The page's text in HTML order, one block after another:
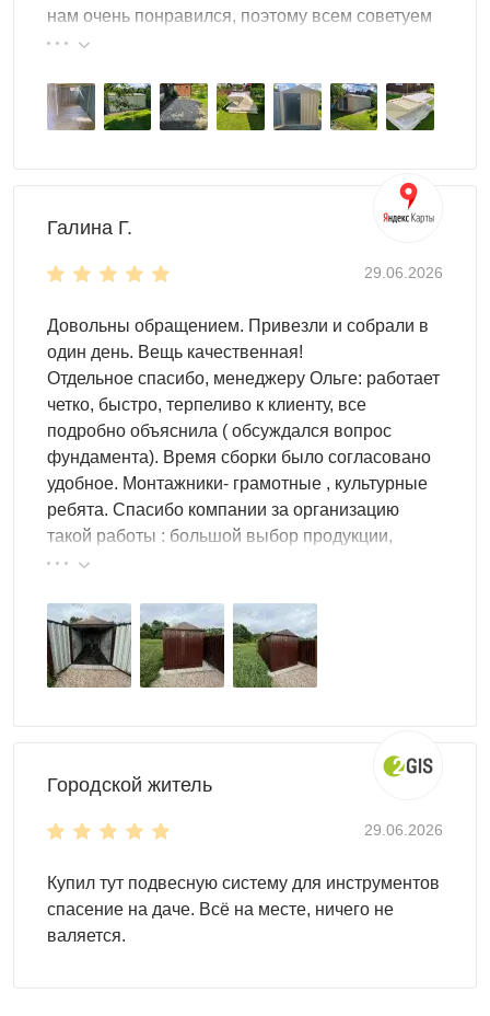
свои нужды, установите внутри:
стеллажи
шкафы
Особенности модели
велосипедов, 10 мотоблоков, 15 мопедов
слой снега
боковая дверь- удобный доступ и максимальное
использование пространства
настил пола - OSB плита 18 мм толщиной
(поставляется в комплекте).
Высота односкатной крыши
высота в коньке - 2,45 м
высота у основания крыши - 2,06 м
также доступны другие, нестандартные, цвета RAL по
индивидуальному запросу.
нам очень понравился, поэтому всем советуем
эту фирму.
Галина Г.
29.06.2026
Довольны обращением. Привезли и собрали в
один день. Вещь качественная!
Отдельное спасибо, менеджеру Ольге: работает
четко, быстро, терпеливо к клиенту, все
подробно объяснила ( обсуждался вопрос
фундамента). Время сборки было согласовано
удобное. Монтажники- грамотные , культурные
ребята. Спасибо компании за организацию
такой работы : большой выбор продукции,
реальные цены.
Городской житель
29.06.2026
Купил тут подвесную систему для инструментов
спасение на даче. Всё на месте, ничего не
валяется.